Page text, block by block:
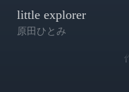
little explorer
原田ひとみ